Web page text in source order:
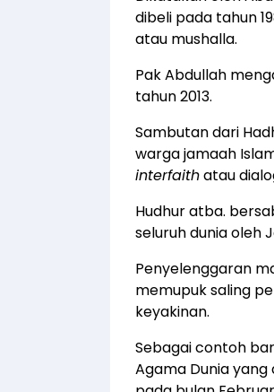
dibeli pada tahun
atau mushalla.
Pak Abdullah
tahun 2013.
Sambutan dari
warga jamaah
interfaithatau
Hudhur atba.
seluruh dunia oleh
Penyelenggaran
memupuk saling
keyakinan.
Sebagai contoh
Agama Dunia